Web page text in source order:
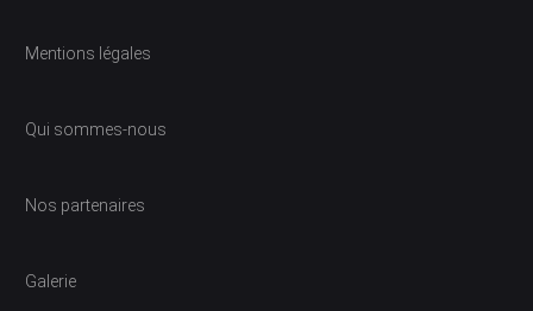
Mentions légales
Qui sommes-nous
Nos partenaires
Galerie